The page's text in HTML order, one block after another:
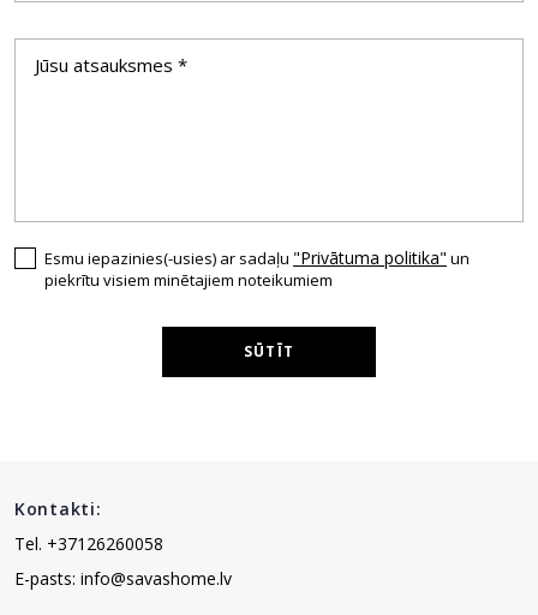
Esmu iepazinies(-usies) ar sadaļu "Privātuma politika" un
piekrītu visiem minētajiem noteikumiem
SŪTĪT
Kontakti:
Tel. +37126260058
E-pasts: info@savashome.lv